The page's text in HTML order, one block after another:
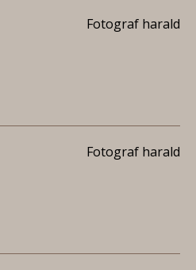
Fotograf harald
Fotograf harald